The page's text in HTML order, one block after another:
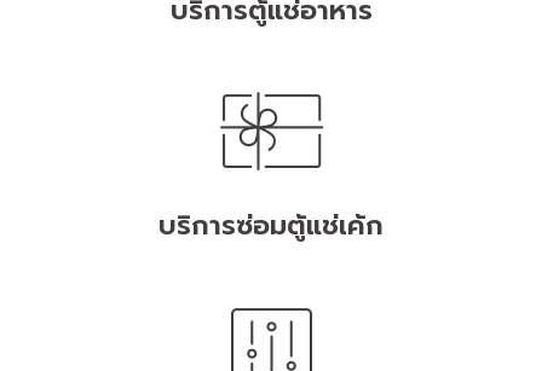
บริการตู้แช่อาหาร
บริการซ่อมตู้แช่เค้ก